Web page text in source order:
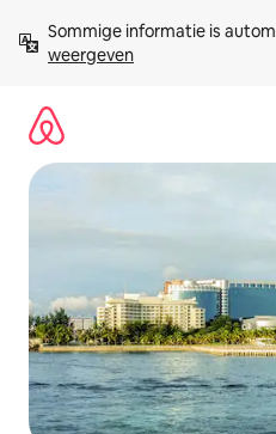
direct
naar
Sommige informatie is
weergeven